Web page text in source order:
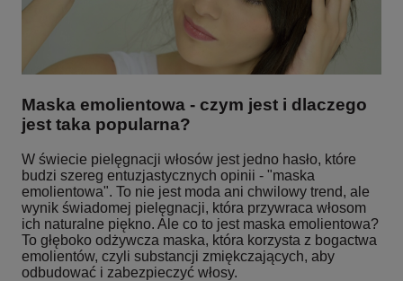
Maska emolientowa - czym jest i dlaczego
jest taka popularna?
W świecie pielęgnacji włosów jest jedno hasło, które
budzi szereg entuzjastycznych opinii - "maska
emolientowa". To nie jest moda ani chwilowy trend, ale
wynik świadomej pielęgnacji, która przywraca włosom
ich naturalne piękno. Ale co to jest maska emolientowa?
To głęboko odżywcza maska, która korzysta z bogactwa
emolientów, czyli substancji zmiękczających, aby
odbudować i zabezpieczyć włosy.